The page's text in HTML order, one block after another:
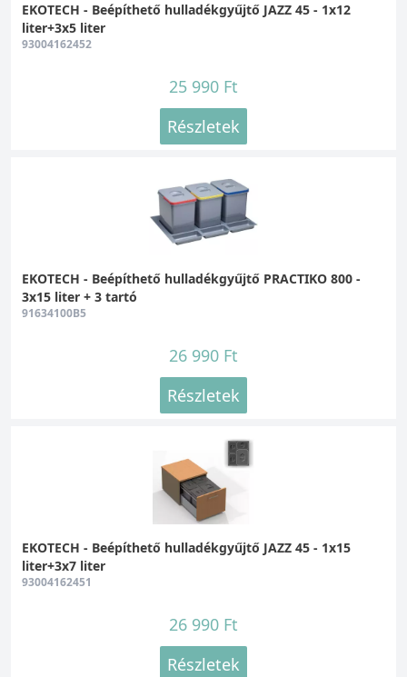
EKOTECH - Beépíthető hulladékgyűjtő JAZZ 45 - 1x12
liter+3x5 liter
93004162452
25 990 Ft
Részletek
EKOTECH - Beépíthető hulladékgyűjtő PRACTIKO 800 -
3x15 liter + 3 tartó
91634100B5
26 990 Ft
Részletek
EKOTECH - Beépíthető hulladékgyűjtő JAZZ 45 - 1x15
liter+3x7 liter
93004162451
26 990 Ft
Részletek